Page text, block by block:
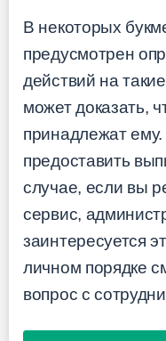
В некоторых
предусмотрен
действий на
может доказать,
принадлежат
предоставить
случае, если вы
сервис,
заинтересуется
личном порядке
вопрос с